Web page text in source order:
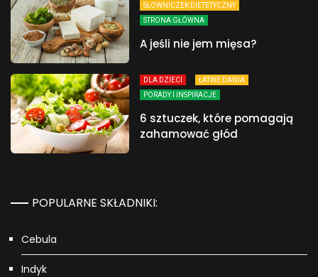
SŁOWNICZEK DIETETYCZNY
STRONA GŁÓWNA
A jeśli nie jem mięsa?
DLA DZIECI
ŁATWE DANIA
PORADY I INSPIRACJE
6 sztuczek, które pomagają
zahamować głód
POPULARNE SKŁADNIKI:
Cebula
Indyk